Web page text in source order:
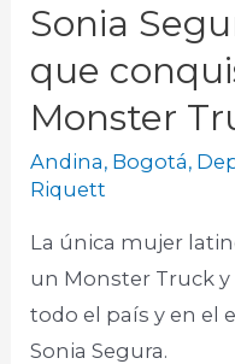
Sonia
que
Monster
Andina, Bogotá,
Riquett
La única mujer
un Monster Truck
todo el país y en el
Sonia Segura.